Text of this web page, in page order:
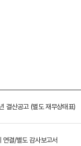
결산공고 (별도 재무상태표)
연결/별도 감사보고서